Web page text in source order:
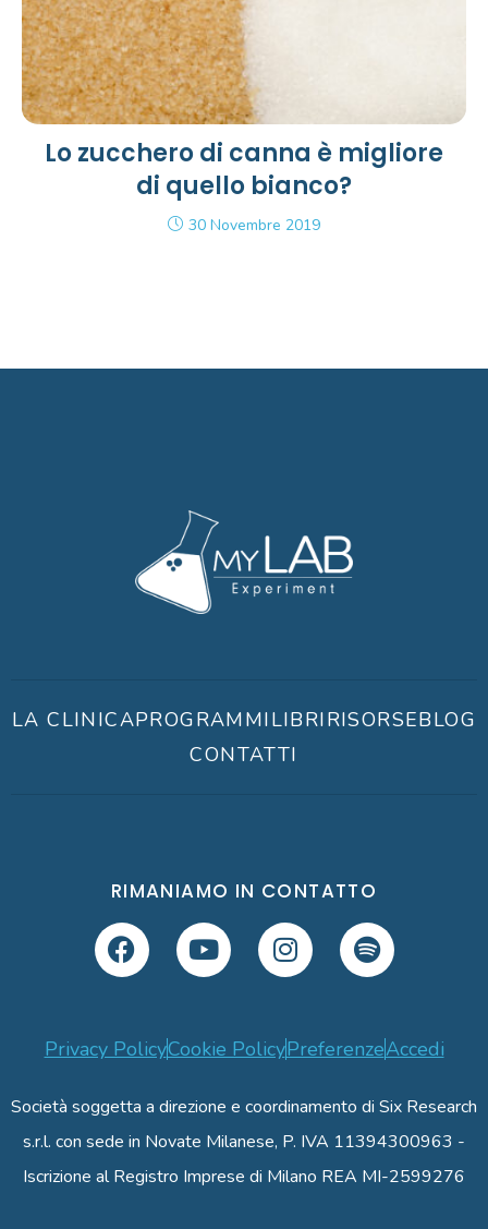
Lo zucchero di canna è migliore
di quello bianco?
30 Novembre 2019
LA CLINICAPROGRAMMILIBRIRISORSEBLOG
CONTATTI
RIMANIAMO IN CONTATTO
Privacy PolicyCookie PolicyPreferenzeAccedi
Società soggetta a direzione e coordinamento di Six Research
s.r.l. con sede in Novate Milanese, P. IVA 11394300963 -
Iscrizione al Registro Imprese di Milano REA MI-2599276